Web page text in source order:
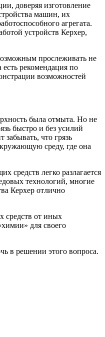
доверяя изготовление
машин, их
агрегата.
устройств Керхер,
прослеживать не
рекомендация по
возможностей
была отмыта. Но не
быстро и без усилий
что грязь
среду, где она
средств легко разлагается
технологий, многие
Керхер отлично
средств от иных
для своего
в решении этого вопроса.